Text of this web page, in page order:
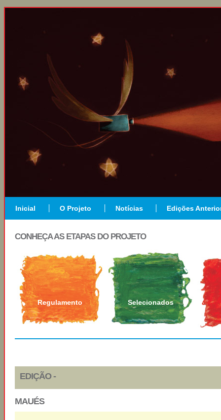
Inicial O Projeto Notícias Edições
CONHEÇA AS ETAPAS DO PROJETO
Regulamento Selecionados
EDIÇÃO -
MAUÉS